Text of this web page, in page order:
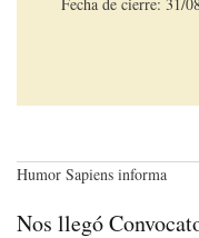
Humor Sapiens informa
Nos llegó